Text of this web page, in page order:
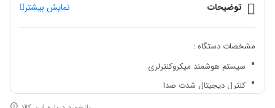
توضیحات نمایش بیشتر
مشخصات دستگاه :
سیستم هوشمند میکروکنترلری
کنترل دیجیتال شدت صدا